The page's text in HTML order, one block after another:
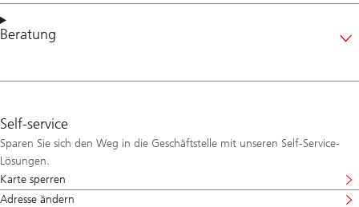
Beratung
Self-service
Sparen Sie sich den Weg in die Geschäftstelle mit unseren Self-Service-
Lösungen.
Karte sperren
Adresse ändern